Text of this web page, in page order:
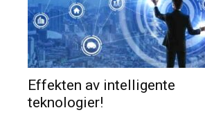
Effekten av intelligente
teknologier!